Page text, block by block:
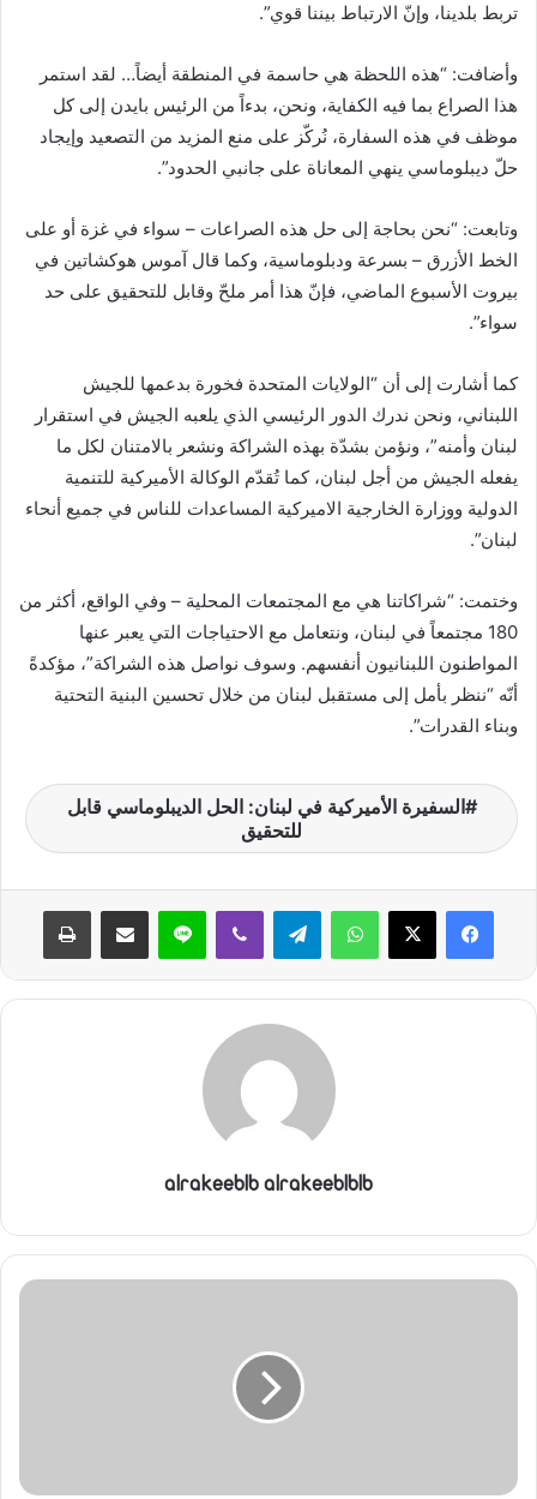
تربط بلدينا، وإنّ الارتباط بيننا قوي”.
وأضافت: “هذه اللحظة هي حاسمة في المنطقة أيضاً… لقد استمر
هذا الصراع بما فيه الكفاية، ونحن، بدءاً من الرئيس بايدن إلى كل
موظف في هذه السفارة، نُركّز على منع المزيد من التصعيد وإيجاد
حلّ ديبلوماسي ينهي المعاناة على جانبي الحدود”.
وتابعت: “نحن بحاجة إلى حل هذه الصراعات – سواء في غزة أو على
الخط الأزرق – بسرعة ودبلوماسية، وكما قال آموس هوكشاتين في
بيروت الأسبوع الماضي، فإنّ هذا أمر ملحّ وقابل للتحقيق على حد
سواء”.
كما أشارت إلى أن “الولايات المتحدة فخورة بدعمها للجيش
اللبناني، ونحن ندرك الدور الرئيسي الذي يلعبه الجيش في استقرار
لبنان وأمنه”، ونؤمن بشدّة بهذه الشراكة ونشعر بالامتنان لكل ما
يفعله الجيش من أجل لبنان، كما تُقدّم الوكالة الأميركية للتنمية
الدولية ووزارة الخارجية الاميركية المساعدات للناس في جميع أنحاء
لبنان”.
وختمت: “شراكاتنا هي مع المجتمعات المحلية – وفي الواقع، أكثر من
180 مجتمعاً في لبنان، ونتعامل مع الاحتياجات التي يعبر عنها
المواطنون اللبنانيون أنفسهم. وسوف نواصل هذه الشراكة”، مؤكدةً
أنّه “ننظر بأمل إلى مستقبل لبنان من خلال تحسين البنية التحتية
وبناء القدرات”.
السفيرة الأميركية في لبنان: الحل الديبلوماسي قابل
للتحقيق
واتساب تيلقرام ڤايبر لاين مشاركة عبر البريد طباعة
alrakeeblb alrakeeblblb